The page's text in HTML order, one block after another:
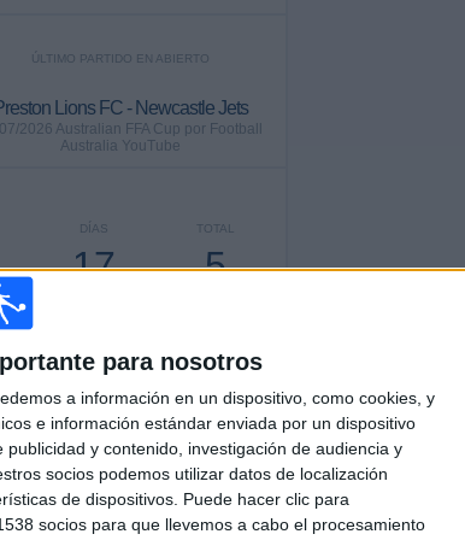
para nosotros
a información en un dispositivo, como cookies, y
e información estándar enviada por un dispositivo
y contenido, investigación de audiencia y
socios podemos utilizar datos de localización
de dispositivos. Puede hacer clic para
socios para que llevemos a cabo el procesamiento
ÚLTIMO PARTIDO EN ABIERTO
Lions FC - Newcastle Jets
2026 Australian FFA Cup por Football
Australia YouTube
TOTAL
5
DÍAS
17
TOTAL
13
RIVALES
MÁXIMO
12
VS Macarthur